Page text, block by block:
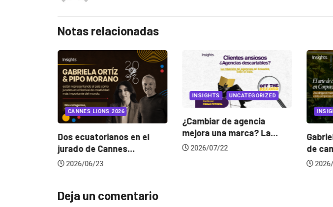
Notas relacionadas
INSIGHTS UNCATEGORIZED
¿Cambiar de agencia
mejora una marca? La...
2026/07/22
Gabriela Herrera y el arte
de cambiarse...
Deja un comentario